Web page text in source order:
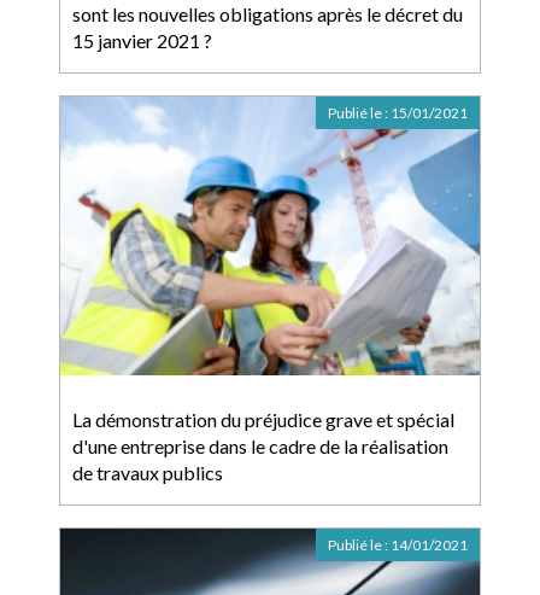
sont les nouvelles obligations après le décret du
15 janvier 2021 ?
La démonstration du préjudice grave et spécial
d'une entreprise dans le cadre de la réalisation
de travaux publics
Publié le : 15/01/2021
Publié le : 14/01/2021